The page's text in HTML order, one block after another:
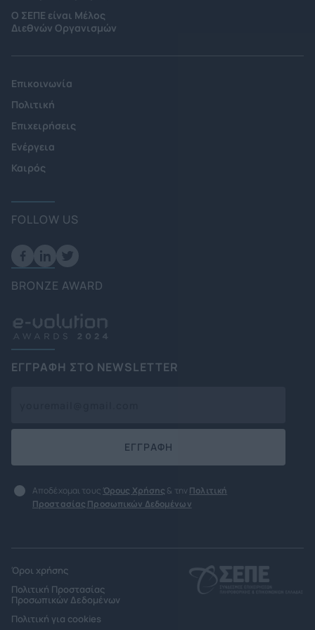
Ο ΣΕΠΕ είναι Μέλος
Διεθνών Οργανισμών
Επικοινωνία
Πολιτική
Επιχειρήσεις
Ενέργεια
Καιρός
FOLLOW US
BRONZE AWARD
ΕΓΓΡΑΦΗ ΣΤΟ NEWSLETTER
ΕΓΓΡΑΦΗ
Αποδέχομαι τους Όρους Χρήσης & την Πολιτική
Προστασίας Προσωπικών Δεδομένων
Όροι χρήσης
Πολιτική Προστασίας
Προσωπικών Δεδομένων
Πολιτική για cookies